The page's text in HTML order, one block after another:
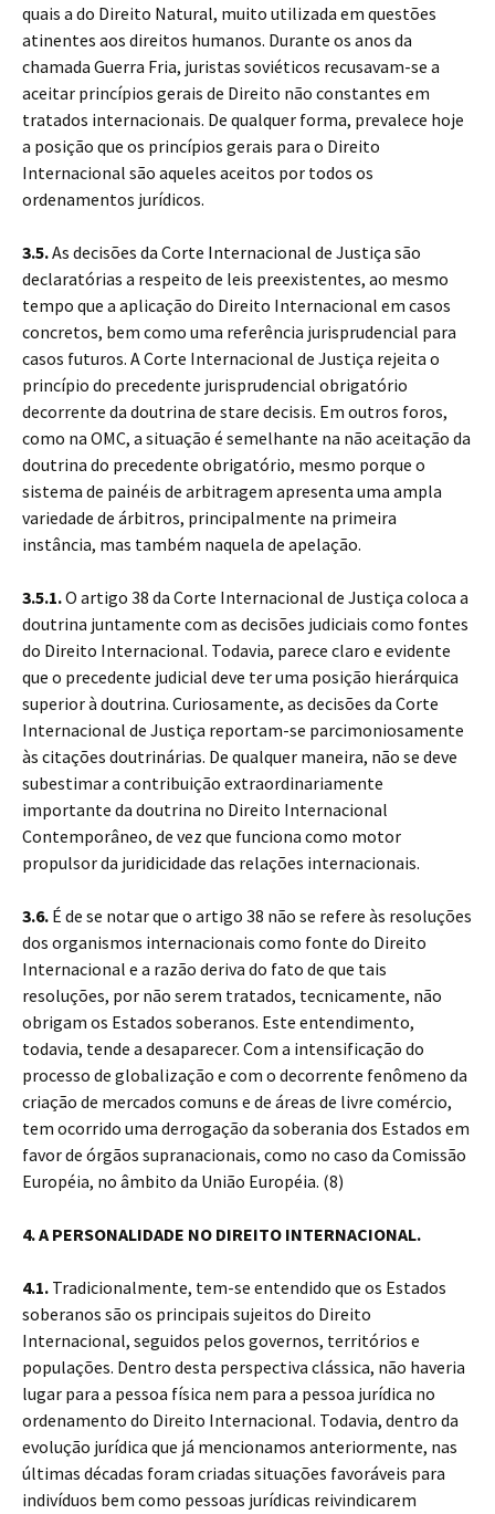
quais a do Direito Natural, muito utilizada em questões
atinentes aos direitos humanos. Durante os anos da
chamada Guerra Fria, juristas soviéticos recusavam-se a
aceitar princípios gerais de Direito não constantes em
tratados internacionais. De qualquer forma, prevalece hoje
a posição que os princípios gerais para o Direito
Internacional são aqueles aceitos por todos os
ordenamentos jurídicos.
3.5.As decisões da Corte Internacional de Justiça são
declaratórias a respeito de leis preexistentes, ao mesmo
tempo que a aplicação do Direito Internacional em casos
concretos, bem como uma referência jurisprudencial para
casos futuros. A Corte Internacional de Justiça rejeita o
princípio do precedente jurisprudencial obrigatório
decorrente da doutrina de stare decisis. Em outros foros,
como na OMC, a situação é semelhante na não aceitação da
doutrina do precedente obrigatório, mesmo porque o
sistema de painéis de arbitragem apresenta uma ampla
variedade de árbitros, principalmente na primeira
instância, mas também naquela de apelação.
3.5.1.O artigo 38 da Corte Internacional de Justiça coloca a
doutrina juntamente com as decisões judiciais como fontes
do Direito Internacional. Todavia, parece claro e evidente
que o precedente judicial deve ter uma posição hierárquica
superior à doutrina. Curiosamente, as decisões da Corte
Internacional de Justiça reportam-se parcimoniosamente
às citações doutrinárias. De qualquer maneira, não se deve
subestimar a contribuição extraordinariamente
importante da doutrina no Direito Internacional
Contemporâneo, de vez que funciona como motor
propulsor da juridicidade das relações internacionais.
3.6. É de se notar que o artigo 38 não se refere às resoluções
dos organismos internacionais como fonte do Direito
Internacional e a razão deriva do fato de que tais
resoluções, por não serem tratados, tecnicamente, não
obrigam os Estados soberanos. Este entendimento,
todavia, tende a desaparecer. Com a intensificação do
processo de globalização e com o decorrente fenômeno da
criação de mercados comuns e de áreas de livre comércio,
tem ocorrido uma derrogação da soberania dos Estados em
favor de órgãos supranacionais, como no caso da Comissão
Européia, no âmbito da União Européia. (8)
4. A PERSONALIDADE NO DIREITO INTERNACIONAL.
4.1. Tradicionalmente, tem-se entendido que os Estados
soberanos são os principais sujeitos do Direito
Internacional, seguidos pelos governos, territórios e
populações. Dentro desta perspectiva clássica, não haveria
lugar para a pessoa física nem para a pessoa jurídica no
ordenamento do Direito Internacional. Todavia, dentro da
evolução jurídica que já mencionamos anteriormente, nas
últimas décadas foram criadas situações favoráveis para
indivíduos bem como pessoas jurídicas reivindicarem